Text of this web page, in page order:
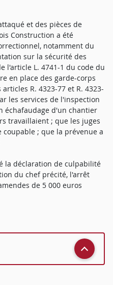
et des pièces de
Construction a été
notamment du
sur la sécurité des
l'article L. 4741-1 du code du
en place des garde-corps
R. 4323-77 et R. 4323-
les services de l'inspection
échafaudage d'un chantier
travaillaient ; que les juges
; que la prévenue a
la déclaration de culpabilité
du chef précité, l'arrêt
de 5 000 euros